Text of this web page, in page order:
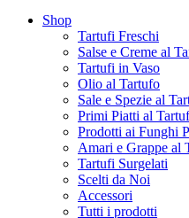
Shop
Tartufi Freschi
Salse e Creme al
Tartufi in Vaso
Olio al Tartufo
Sale e Spezie al
Primi Piatti al
Prodotti ai Funghi
Amari e Grappe al
Tartufi Surgelati
Scelti da Noi
Accessori
Tutti i prodotti